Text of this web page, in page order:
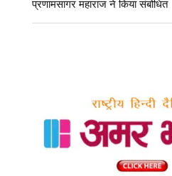
प्रणामसागर महाराज ने किया संबोधित